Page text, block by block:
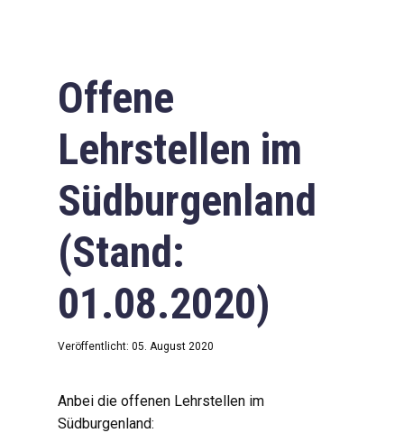
Offene
Lehrstellen im
Südburgenland
(Stand:
01.08.2020)
Veröffentlicht: 05. August 2020
Anbei die offenen Lehrstellen im
Südburgenland: